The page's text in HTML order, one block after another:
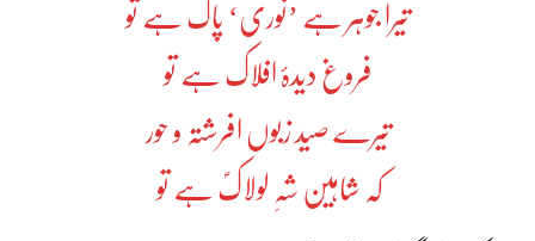
تیرا جوہر ہے ’نوری‘ پاک ہے تو
فروغ دیدۂ افلاک ہے تو
تیرے صید زبوں افرشتہ و حور
کہ شاہین شہِ لولاکؐ ہے تو